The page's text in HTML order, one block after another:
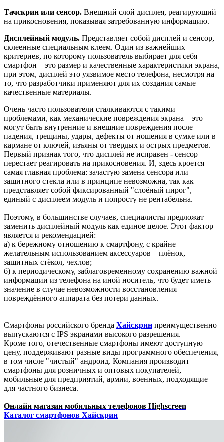
Тачскрин или сенсор. Внешний слой дисплея, реагирующий
на прикосновения, показывая затребованную информацию.
Дисплейный модуль. Представляет собой дисплей и сенсор,
склеенные специальным клеем. Один из важнейших
критериев, по которому пользователь выбирает для себя
смартфон – это размер и качественные характеристики экрана,
при этом, дисплей это уязвимое место телефона, несмотря на
то, что разработчики применяют для их создания самые
качественные материалы.
Очень часто пользователи сталкиваются с такими
проблемами, как механические повреждения экрана – это
могут быть внутренние и внешние повреждения после
падения, трещины, удары, дефекты от ношения в сумке или в
кармане от ключей, изъяны от твердых и острых предметов.
Первый признак того, что дисплей не исправен - сенсор
перестает реагировать на прикосновения. И, здесь кроется
самая главная проблема: зачастую замена сенсора или
защитного стекла или в принципе невозможна, так как
представляет собой фиксированный "слоёный пирог",
единый с дисплеем модуль и попросту не рентабельна.
Поэтому, в большинстве случаев, специалисты предложат
заменить дисплейный модуль как единое целое. Этот фактор
является и рекомендацией:
а) к бережному отношению к смартфону, с крайне
желательным использованием аксессуаров – плёнок,
защитных стёкол, чехлов;
б) к периодическому, заблаговременному сохранению важной
информации из телефона на иной носитель, что будет иметь
значение в случае невозможности восстановления
повреждённого аппарата без потери данных.
Смартфоны российского бренда Хайскрин преимущественно
выпускаются с IPS экранами высокого разрешения.
Кроме того, отечественные смартфоны имеют доступную
цену, поддерживают разные виды программного обеспечения,
в том числе "чистый" андроид. Компания производит
смартфоны для розничных и оптовых покупателей,
мобильные для предприятий, армии, военных, подходящие
для частного бизнеса.
Онлайн магазин мобильных телефонов Highscreen
Каталог смартфонов Хайскрин